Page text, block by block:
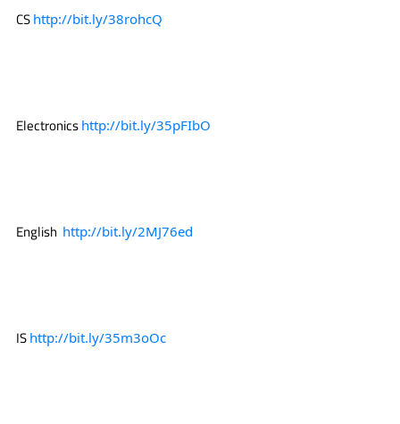
CS http://bit.ly/38rohcQ
Electronics http://bit.ly/35pFIbO
English http://bit.ly/2MJ76ed
IS http://bit.ly/35m3oOc